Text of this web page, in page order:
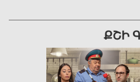
ՔՇԻ